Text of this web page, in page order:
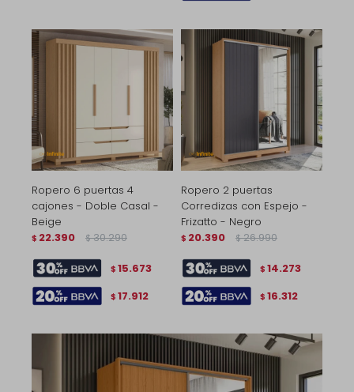
Ropero 6 puertas 4
cajones - Doble Casal -
Beige
$ 22.390 $ 30.290
$ 15.673
$ 17.912
Ropero 2 puertas
Corredizas con Espejo -
Frizatto - Negro
$ 20.390 $ 26.990
$ 14.273
$ 16.312